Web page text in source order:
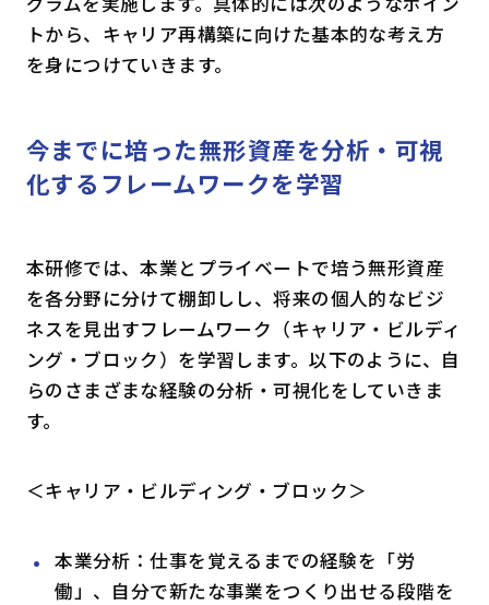
トから、キャリア再構築に向けた基本的な考え方
を身につけていきます。
今までに培った無形資産を分析・可視
化するフレームワークを学習
本研修では、本業とプライベートで培う無形資産
を各分野に分けて棚卸しし、将来の個人的なビジ
ネスを見出すフレームワーク（キャリア・ビルディ
ング・ブロック）を学習します。以下のように、自
らのさまざまな経験の分析・可視化をしていきま
す。
＜キャリア・ビルディング・ブロック＞
本業分析：仕事を覚えるまでの経験を「労
働」、自分で新たな事業をつくり出せる段階を